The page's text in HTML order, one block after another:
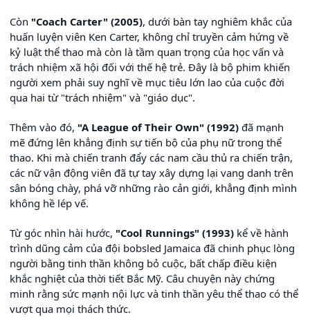
Còn "Coach Carter" (2005), dưới bàn tay nghiêm khắc của
huấn luyện viên Ken Carter, không chỉ truyền cảm hứng về
kỷ luật thể thao mà còn là tầm quan trọng của học vấn và
trách nhiệm xã hội đối với thế hệ trẻ. Đây là bộ phim khiến
người xem phải suy nghĩ về mục tiêu lớn lao của cuộc đời
qua hai từ "trách nhiệm" và "giáo dục".
Thêm vào đó, "A League of Their Own" (1992) đã mạnh
mẽ đứng lên khẳng định sự tiến bộ của phụ nữ trong thể
thao. Khi mà chiến tranh đẩy các nam cầu thủ ra chiến trận,
các nữ vận động viên đã tự tay xây dựng lại vang danh trên
sân bóng chày, phá vỡ những rào cản giới, khẳng định mình
không hề lép vế.
Từ góc nhìn hài hước, "Cool Runnings" (1993) kể về hành
trình dũng cảm của đội bobsled Jamaica đã chinh phục lòng
người bằng tinh thần không bỏ cuộc, bất chấp điều kiện
khắc nghiệt của thời tiết Bắc Mỹ. Câu chuyện này chứng
minh rằng sức mạnh nội lực và tinh thần yêu thể thao có thể
vượt qua mọi thách thức.